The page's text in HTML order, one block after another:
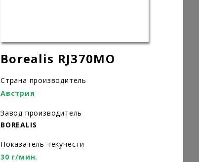
Borealis RJ370MO
Страна производитель
Австрия
Завод производитель
BOREALIS
Показатель текучести
30 г/мин.